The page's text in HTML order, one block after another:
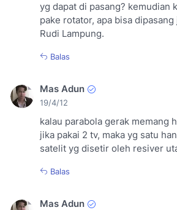
yg dapat di pasang? kemudian
pake rotator, apa bisa
Rudi Lampung.
Balas
Mas Adun
19/4/12
kalau parabola gerak memang
jika pakai 2 tv, maka yg satu
satelit yg disetir oleh resiver
Balas
Mas Adun